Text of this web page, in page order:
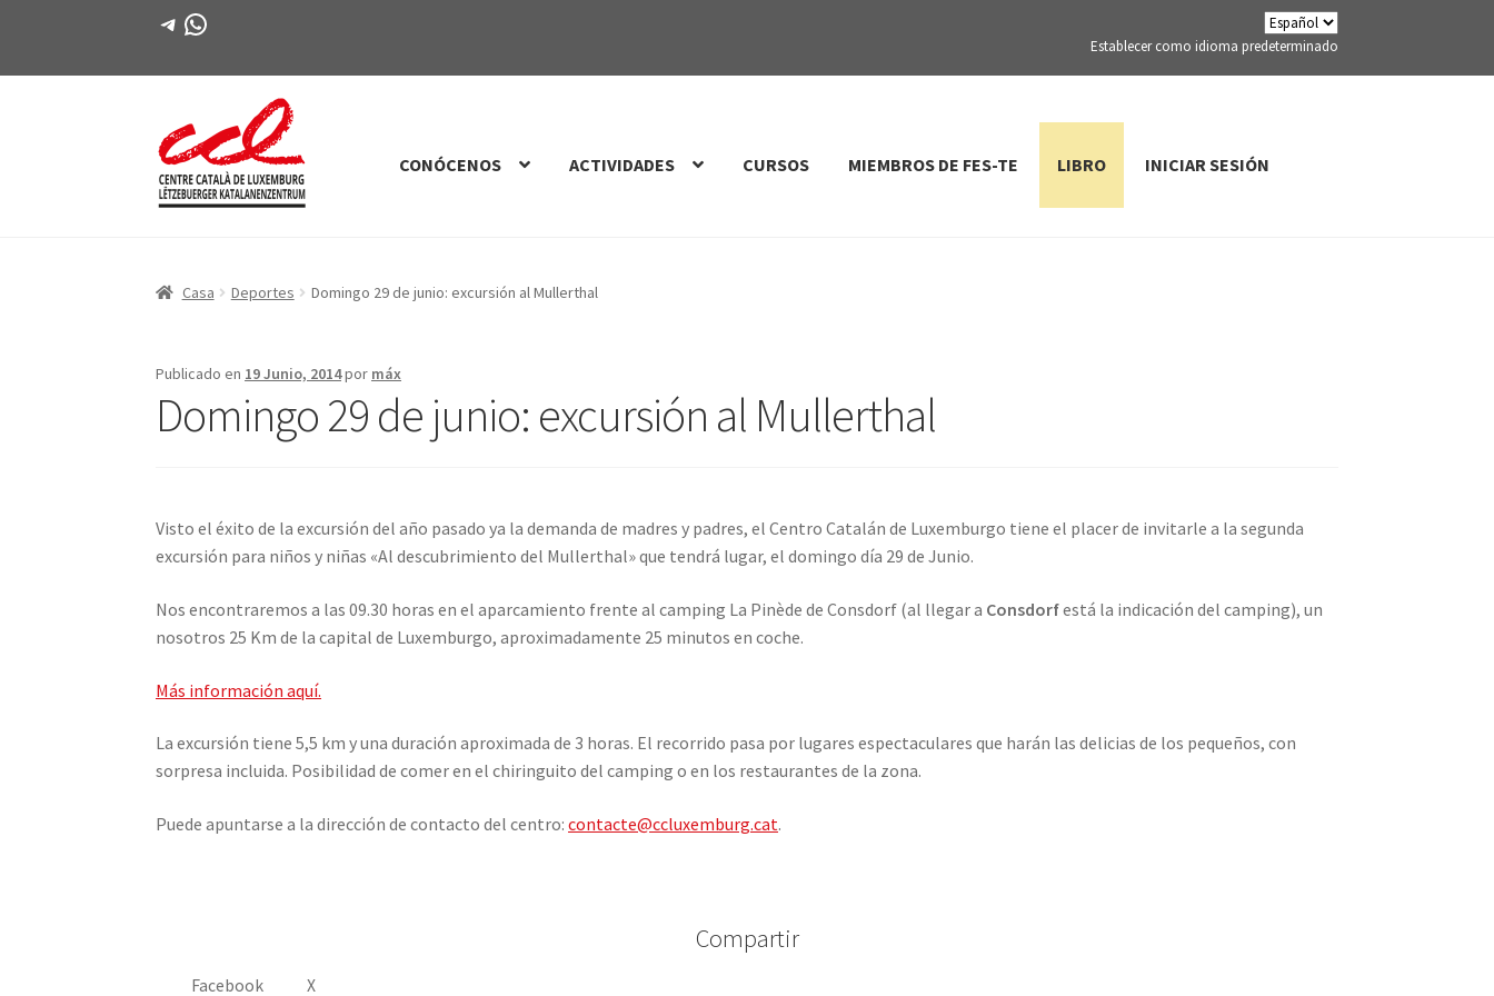
Telegrama
WhatsApp
Establecer como idioma predeterminado
Saltar
a
saltar
al
CONÓCENOS ACTIVIDADES CURSOS MIEMBROS DE FES-TE LIBRO INICIAR SESIÓN
Casa Deportes Domingo 29 de junio: excursión al Mullerthal
Publicado en 19 Junio, 2014por máx
Domingo 29 de junio: excursión al Mullerthal
Visto el éxito de la excursión del año pasado ya la demanda de madres y padres, el Centro Catalán de Luxemburgo tiene el placer de invitarle a la segunda
excursión para niños y niñas «Al descubrimiento del Mullerthal» que tendrá lugar, el domingo día 29 de Junio.
Nos encontraremos a las 09.30 horas en el aparcamiento frente al camping La Pinède de Consdorf (al llegar a Consdorfestá la indicación del camping), un
nosotros 25 Km de la capital de Luxemburgo, aproximadamente 25 minutos en coche.
Más información aquí.
La excursión tiene 5,5 km y una duración aproximada de 3 horas. El recorrido pasa por lugares espectaculares que harán las delicias de los pequeños, con
sorpresa incluida. Posibilidad de comer en el chiringuito del camping o en los restaurantes de la zona.
Puede apuntarse a la dirección de contacto del centro:contacte@ccluxemburg.cat.
Compartir
Facebook X